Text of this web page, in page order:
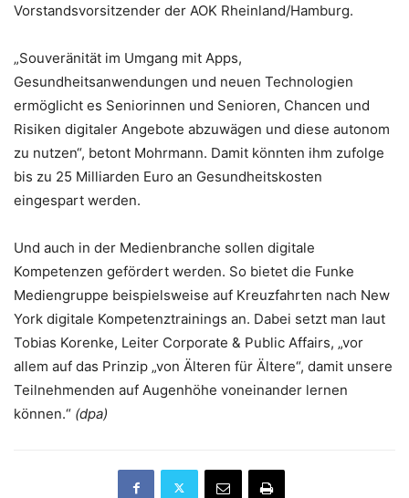
Vorstandsvorsitzender der AOK Rheinland/Hamburg.
„Souveränität im Umgang mit Apps,
Gesundheitsanwendungen und neuen Technologien
ermöglicht es Seniorinnen und Senioren, Chancen und
Risiken digitaler Angebote abzuwägen und diese autonom
zu nutzen“, betont Mohrmann. Damit könnten ihm zufolge
bis zu 25 Milliarden Euro an Gesundheitskosten
eingespart werden.
Und auch in der Medienbranche sollen digitale
Kompetenzen gefördert werden. So bietet die Funke
Mediengruppe beispielsweise auf Kreuzfahrten nach New
York digitale Kompetenztrainings an. Dabei setzt man laut
Tobias Korenke, Leiter Corporate & Public Affairs, „vor
allem auf das Prinzip „von Älteren für Ältere“, damit unsere
Teilnehmenden auf Augenhöhe voneinander lernen
können.“ (dpa)